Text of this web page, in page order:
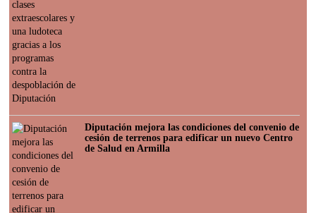
Diputación mejora las condiciones del convenio de
cesión de terrenos para edificar un nuevo Centro
de Salud en Armilla